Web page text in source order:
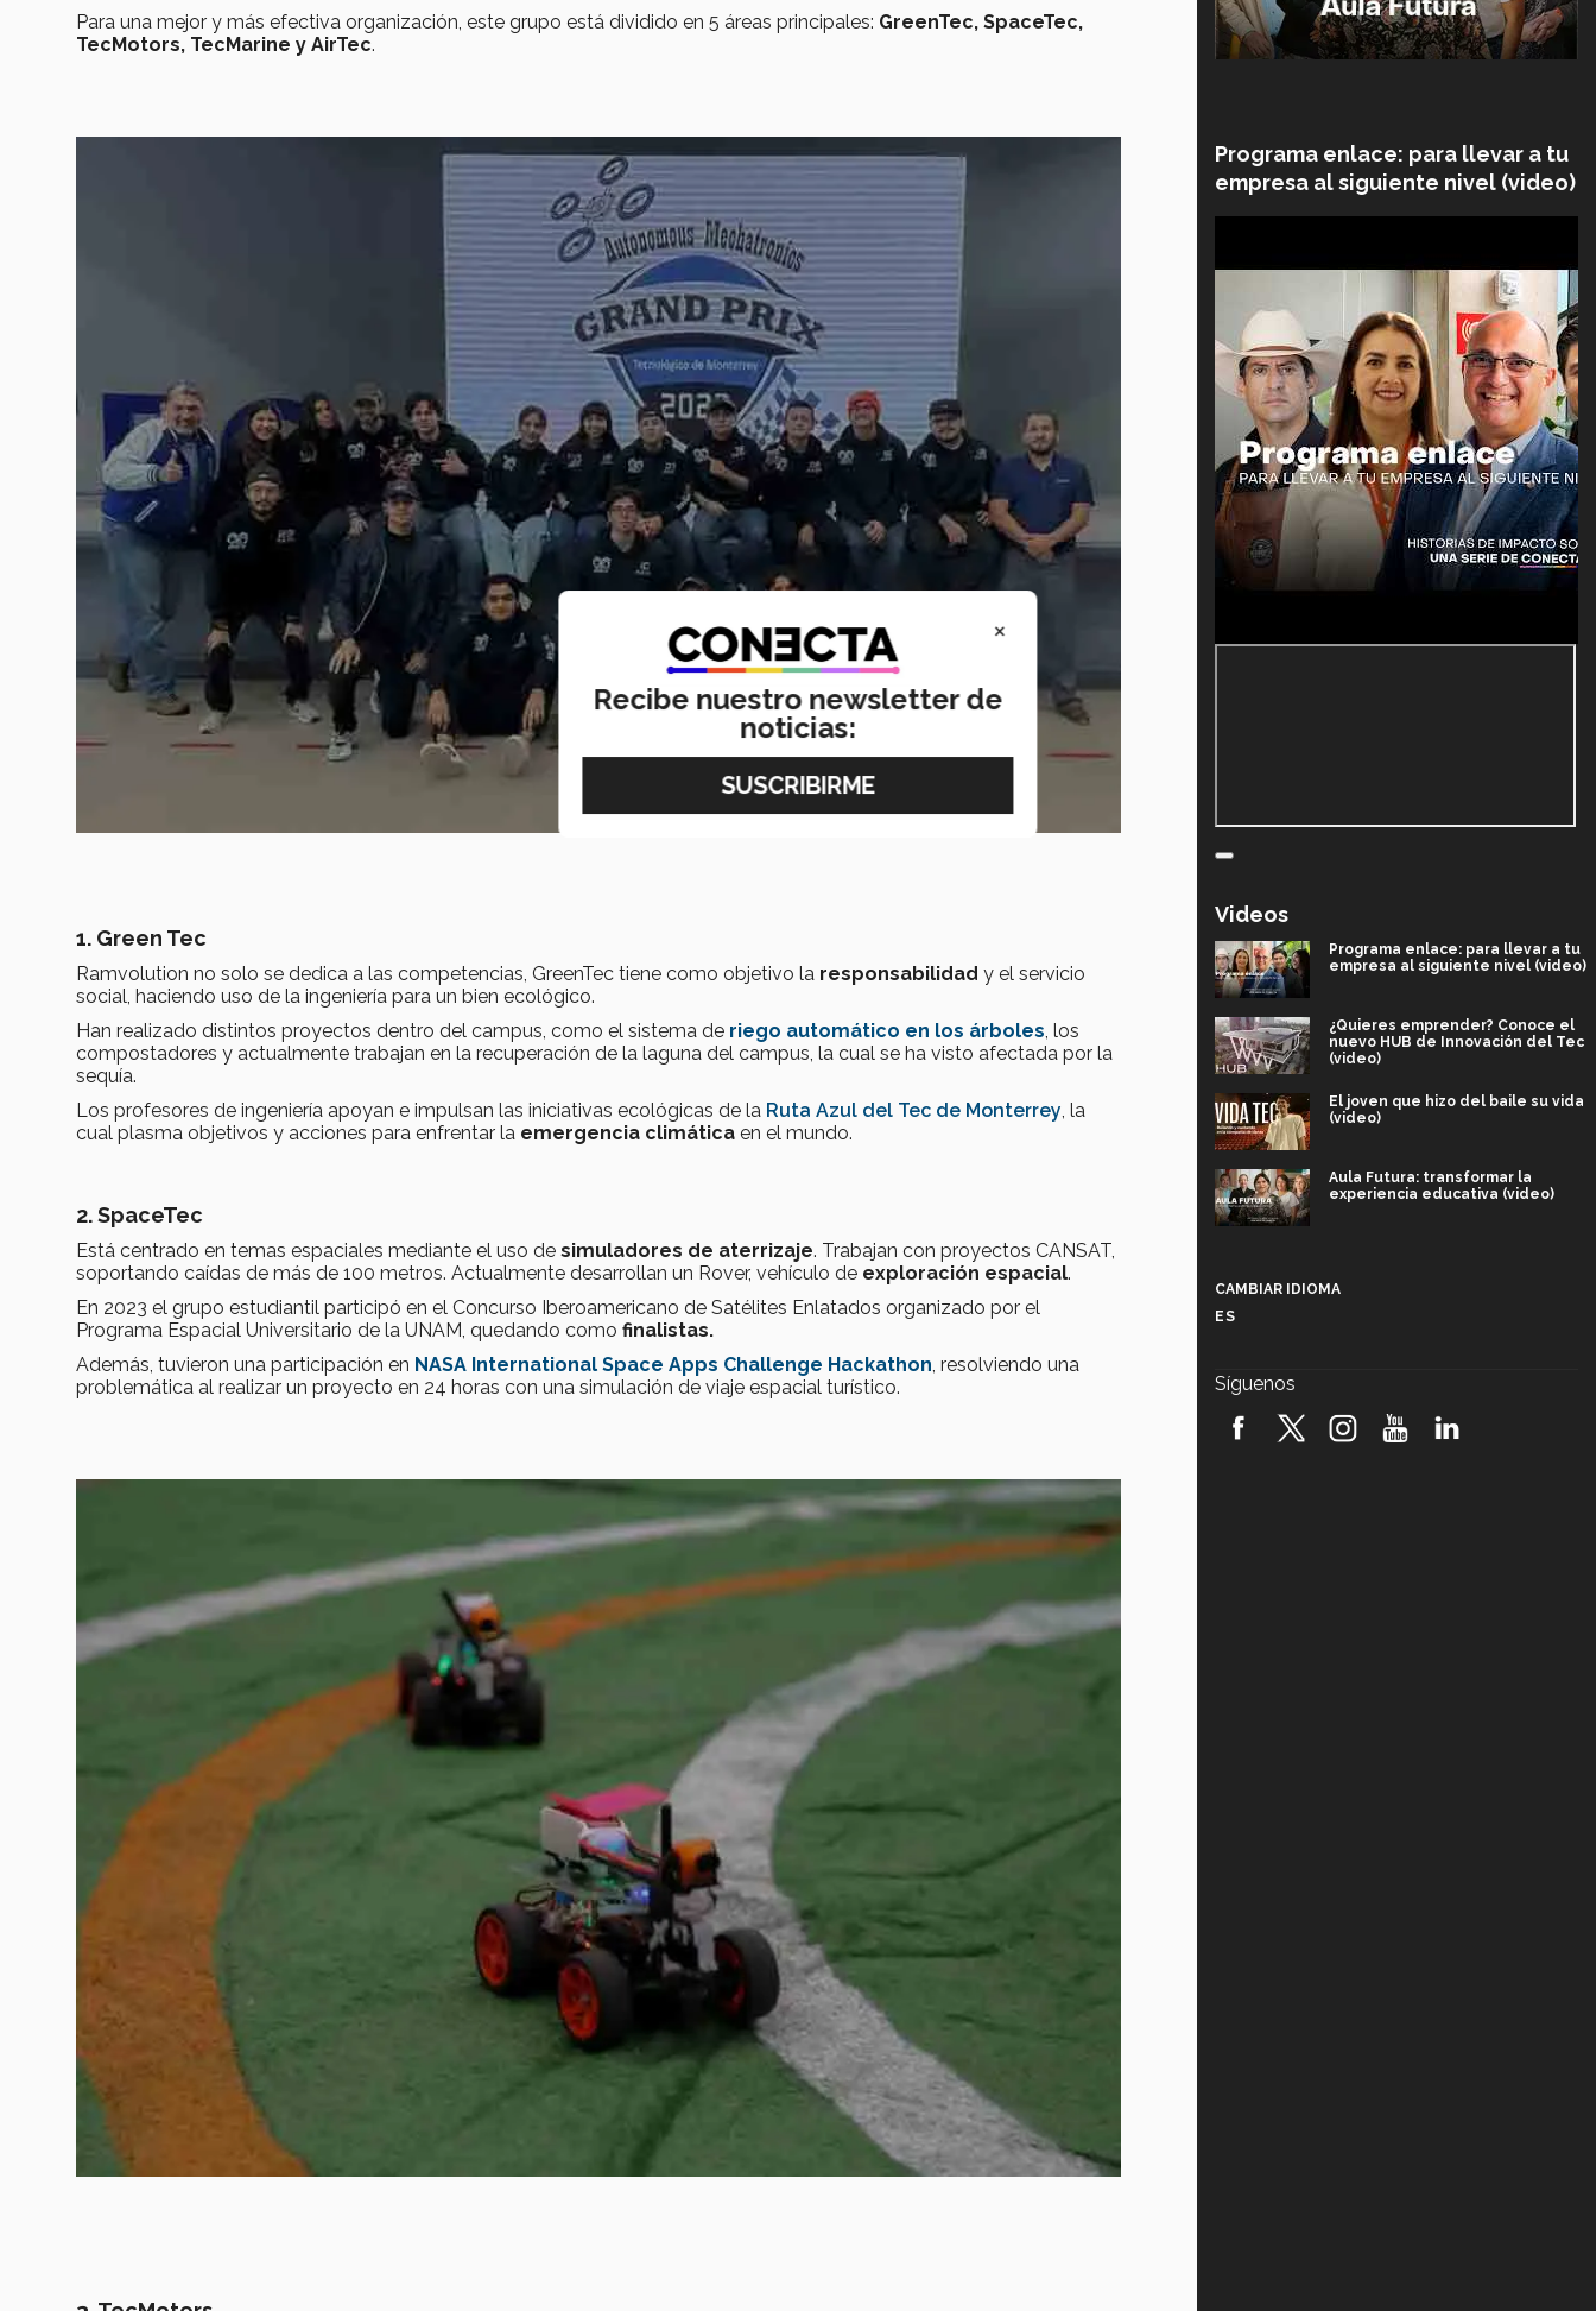
Para una mejor y más efectiva organización, este grupo está dividido en 5 áreas principales: GreenTec, SpaceTec,
TecMotors, TecMarine y AirTec.
1. Green Tec
Ramvolution no solo se dedica a las competencias, GreenTec tiene como objetivo la responsabilidad y el servicio
social, haciendo uso de la ingeniería para un bien ecológico.
Han realizado distintos proyectos dentro del campus, como el sistema de riego automático en los árboles, los
compostadores y actualmente trabajan en la recuperación de la laguna del campus, la cual se ha visto afectada por la
sequía.
Los profesores de ingeniería apoyan e impulsan las iniciativas ecológicas de la Ruta Azul del Tec de Monterrey, la
cual plasma objetivos y acciones para enfrentar la emergencia climática en el mundo.
2. SpaceTec
Está centrado en temas espaciales mediante el uso de simuladores de aterrizaje. Trabajan con proyectos CANSAT,
soportando caídas de más de 100 metros. Actualmente desarrollan un Rover, vehículo de exploración espacial.
En 2023 el grupo estudiantil participó en el Concurso Iberoamericano de Satélites Enlatados organizado por el
Programa Espacial Universitario de la UNAM, quedando como finalistas.
Además, tuvieron una participación en NASA International Space Apps Challenge Hackathon, resolviendo una
problemática al realizar un proyecto en 24 horas con una simulación de viaje espacial turístico.
Programa enlace: para llevar a tu
empresa al siguiente nivel (video)
Videos
Programa enlace: para llevar a tu
empresa al siguiente nivel (video)
¿Quieres emprender? Conoce el
nuevo HUB de Innovación del Tec
(video)
El joven que hizo del baile su vida
(video)
Aula Futura: transformar la
experiencia educativa (video)
robótica FIRST 2026! (video)
CAMBIAR IDIOMA
ES
Síguenos
×
Recibe nuestro newsletter de
noticias: